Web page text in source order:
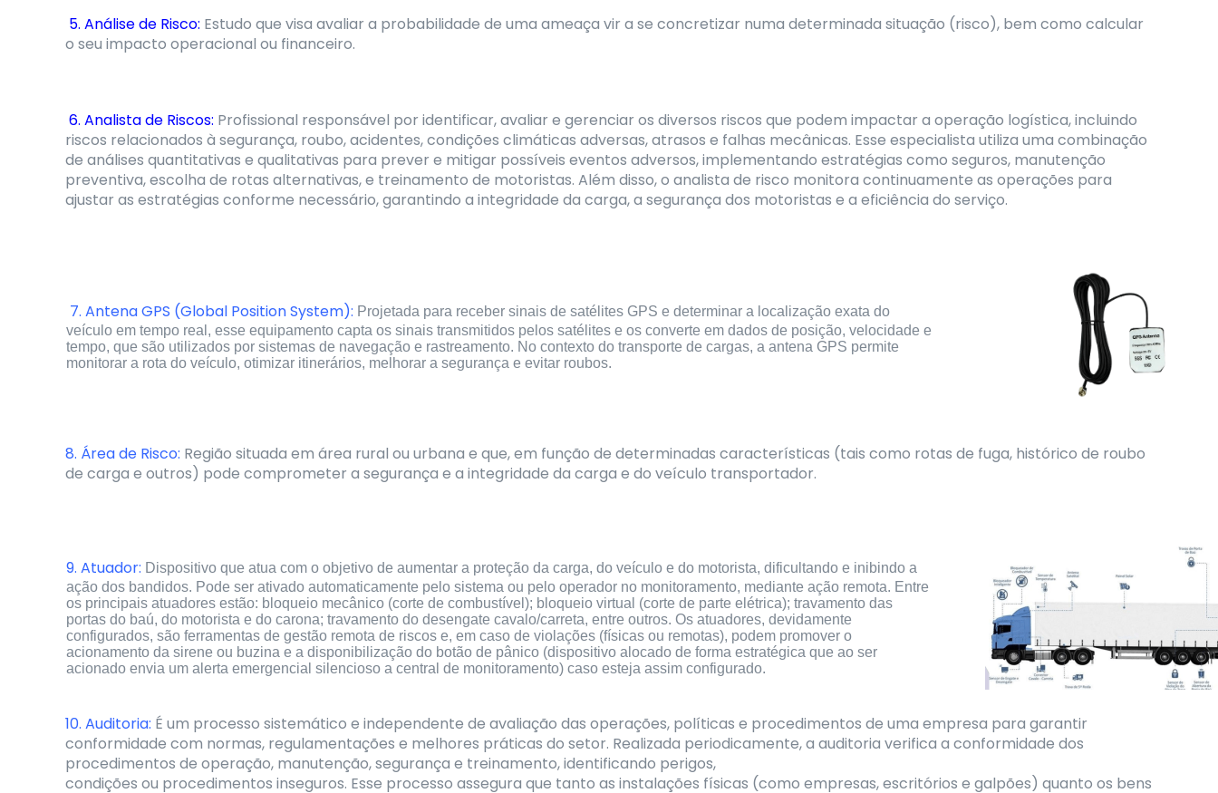
5. Análise de Risco: Estudo que visa avaliar a probabilidade de uma ameaça vir a se concretizar numa determinada situação (risco), bem como calcular
o seu impacto operacional ou financeiro.
6. Analista de Riscos: Profissional responsável por identificar, avaliar e gerenciar os diversos riscos que podem impactar a operação logística, incluindo
riscos relacionados à segurança, roubo, acidentes, condições climáticas adversas, atrasos e falhas mecânicas. Esse especialista utiliza uma combinação
de análises quantitativas e qualitativas para prever e mitigar possíveis eventos adversos, implementando estratégias como seguros, manutenção
preventiva, escolha de rotas alternativas, e treinamento de motoristas. Além disso, o analista de risco monitora continuamente as operações para
ajustar as estratégias conforme necessário, garantindo a integridade da carga, a segurança dos motoristas e a eficiência do serviço.
7. Antena GPS (Global Position System): Projetada para receber sinais de satélites GPS e determinar a localização exata do
veículo em tempo real, esse equipamento capta os sinais transmitidos pelos satélites e os converte em dados de posição, velocidade e
tempo, que são utilizados por sistemas de navegação e rastreamento. No contexto do transporte de cargas, a antena GPS permite
monitorar a rota do veículo, otimizar itinerários, melhorar a segurança e evitar roubos.
8. Área de Risco: Região situada em área rural ou urbana e que, em função de determinadas características (tais como rotas de fuga, histórico de roubo
de carga e outros) pode comprometer a segurança e a integridade da carga e do veículo transportador.
9. Atuador: Dispositivo que atua com o objetivo de aumentar a proteção da carga, do veículo e do motorista, dificultando e inibindo a
ação dos bandidos. Pode ser ativado automaticamente pelo sistema ou pelo operador no monitoramento, mediante ação remota. Entre
os principais atuadores estão: bloqueio mecânico (corte de combustível); bloqueio virtual (corte de parte elétrica); travamento das
portas do baú, do motorista e do carona; travamento do desengate cavalo/carreta, entre outros. Os atuadores, devidamente
configurados, são ferramentas de gestão remota de riscos e, em caso de violações (físicas ou remotas), podem promover o
acionamento da sirene ou buzina e a disponibilização do botão de pânico (dispositivo alocado de forma estratégica que ao ser
acionado envia um alerta emergencial silencioso a central de monitoramento) caso esteja assim configurado.
10. Auditoria: É um processo sistemático e independente de avaliação das operações, políticas e procedimentos de uma empresa para garantir
conformidade com normas, regulamentações e melhores práticas do setor. Realizada periodicamente, a auditoria verifica a conformidade dos
procedimentos de operação, manutenção, segurança e treinamento, identificando perigos,
condições ou procedimentos inseguros. Esse processo assegura que tanto as instalações físicas (como empresas, escritórios e galpões) quanto os bens